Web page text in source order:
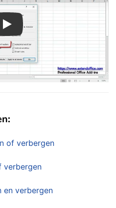
Play
of verbergen
verbergen
en verbergen